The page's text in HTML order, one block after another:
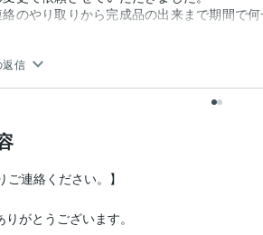
のやり取りから完成品の出来まで期間で
信
ご連絡ください。】
がとうございます。